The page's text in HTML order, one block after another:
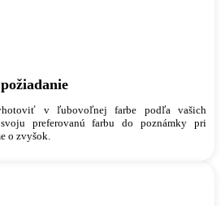
v ľubovoľnej farbe podľa vašich
preferovanú farbu do poznámky pri
o zvyšok.